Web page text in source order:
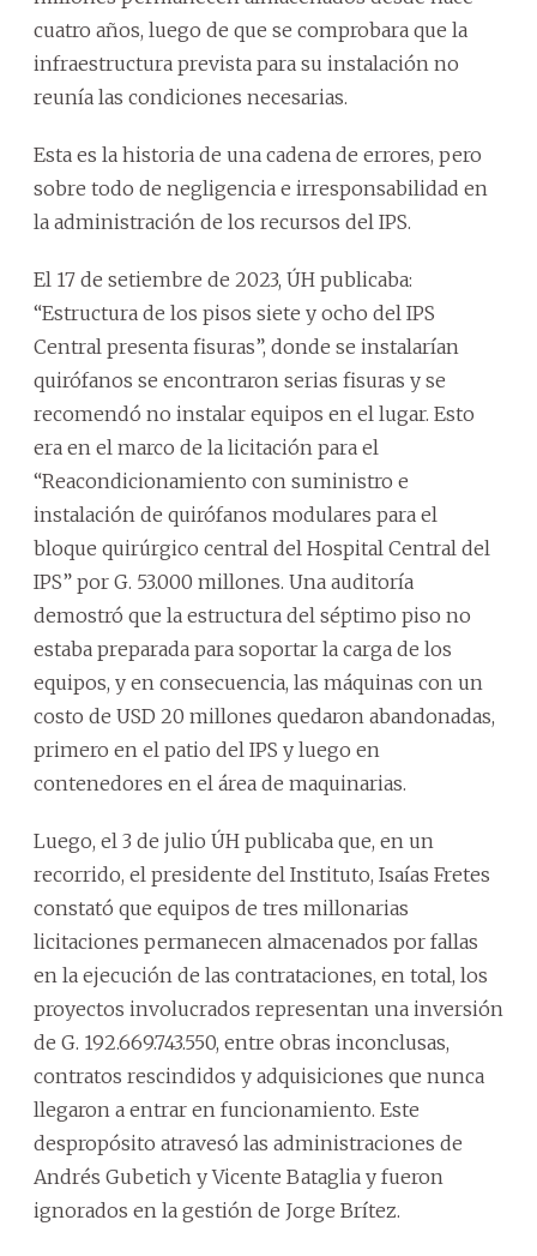
cuatro años, luego de que se comprobara que la
infraestructura prevista para su instalación no
reunía las condiciones necesarias.
Esta es la historia de una cadena de errores, pero
sobre todo de negligencia e irresponsabilidad en
la administración de los recursos del IPS.
El 17 de setiembre de 2023, ÚH publicaba:
“Estructura de los pisos siete y ocho del IPS
Central presenta fisuras”, donde se instalarían
quirófanos se encontraron serias fisuras y se
recomendó no instalar equipos en el lugar. Esto
era en el marco de la licitación para el
“Reacondicionamiento con suministro e
instalación de quirófanos modulares para el
bloque quirúrgico central del Hospital Central del
IPS” por G. 53.000 millones. Una auditoría
demostró que la estructura del séptimo piso no
estaba preparada para soportar la carga de los
equipos, y en consecuencia, las máquinas con un
costo de USD 20 millones quedaron abandonadas,
primero en el patio del IPS y luego en
contenedores en el área de maquinarias.
Luego, el 3 de julio ÚH publicaba que, en un
recorrido, el presidente del Instituto, Isaías Fretes
constató que equipos de tres millonarias
licitaciones permanecen almacenados por fallas
en la ejecución de las contrataciones, en total, los
proyectos involucrados representan una inversión
de G. 192.669.743.550, entre obras inconclusas,
contratos rescindidos y adquisiciones que nunca
llegaron a entrar en funcionamiento. Este
despropósito atravesó las administraciones de
Andrés Gubetich y Vicente Bataglia y fueron
ignorados en la gestión de Jorge Brítez.